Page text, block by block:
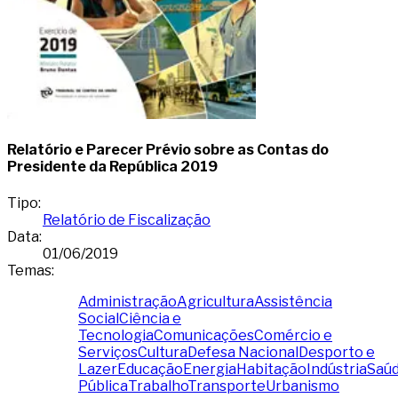
Relatório e Parecer Prévio sobre as Contas do
Presidente da República 2019
Tipo:
Relatório de Fiscalização
Data:
01/06/2019
Temas:
AdministraçãoAgriculturaAssistência
SocialCiência e
TecnologiaComunicaçõesComércio e
ServiçosCulturaDefesa NacionalDesporto e
LazerEducaçãoEnergiaHabitaçãoIndústria
PúblicaTrabalhoTransporteUrbanismo